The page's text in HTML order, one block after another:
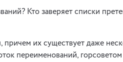
Кто заверяет списки
их существует даже
переименований,